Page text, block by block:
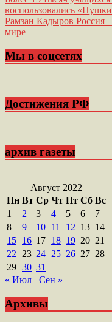
по
записям
воспользовались
Рамзан Кадыров Россия
мире
Мы в соцсетях
Достижения РФ
архив газеты
Август 2022
Пн Вт Ср Чт Пт Сб Вс
1
2 3 4 5 6
7
8
9 10 11 12 13 14
15 16 17 18 19 20 21
22
23 24 25 26 27 28
29 30 31
« Июл
Сен »
Архивы